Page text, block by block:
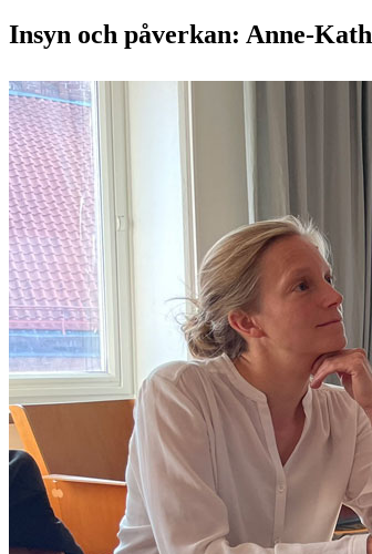
Insyn och påverkan: Anne-